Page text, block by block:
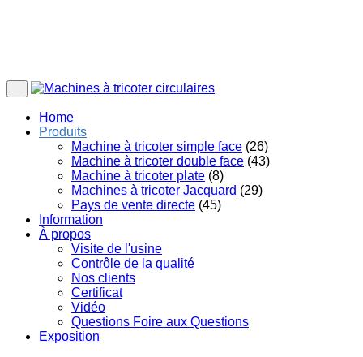
Home
Produits
Machine à tricoter simple face (26)
Machine à tricoter double face (43)
Machine à tricoter plate (8)
Machines à tricoter Jacquard (29)
Pays de vente directe (45)
Information
À propos
Visite de l'usine
Contrôle de la qualité
Nos clients
Certificat
Vidéo
Questions Foire aux Questions
Exposition